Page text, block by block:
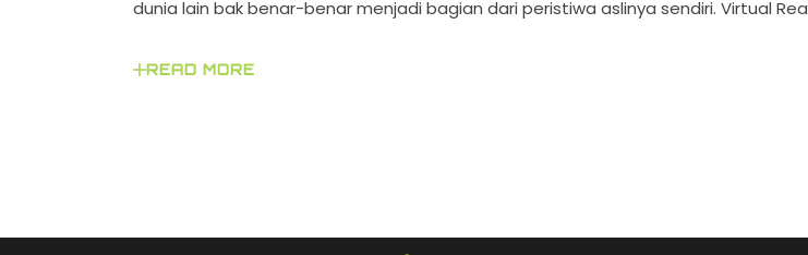
dunia lain bak benar-benar menjadi bagian dari peristiwa aslinya sendiri. Virtual Rea
READ MORE